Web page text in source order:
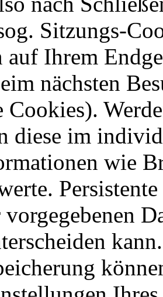
Sitzungs-
auf Ihrem
nächsten
Cookies).
diese im
wie